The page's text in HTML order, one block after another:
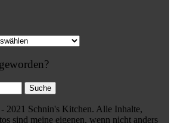
Schnin's Kitchen. Alle Inhalte,
sind meine eigenen, wenn nicht anders